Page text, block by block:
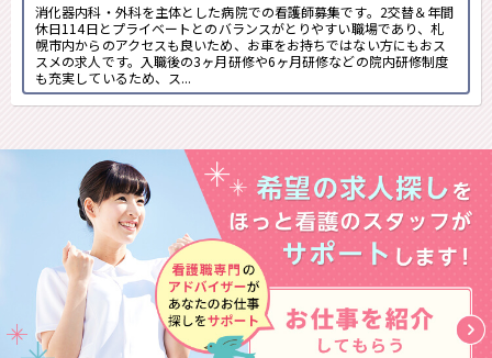
消化器内科・外科を主体とした病院での看護師募集です。2交替＆年間
休日114日とプライベートとのバランスがとりやすい職場であり、札
幌市内からのアクセスも良いため、お車をお持ちではない方にもおス
スメの求人です。入職後の3ヶ月研修や6ヶ月研修などの院内研修制度
も充実しているため、ス...